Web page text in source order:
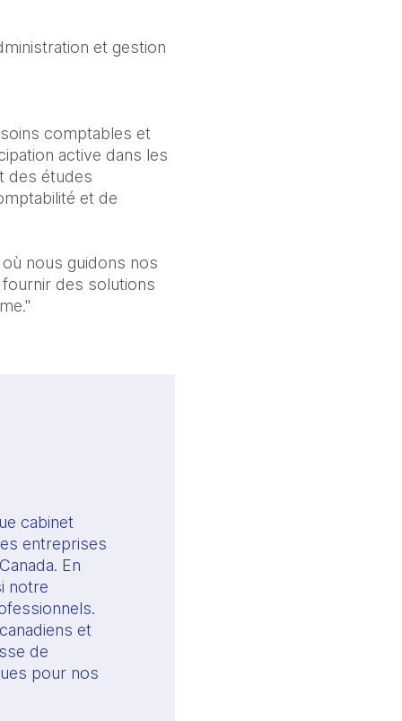
et gestion
comptables et
active dans les
des études
et de
nous guidons nos
des solutions
cabinet
entreprises
En
notre
et
de
pour nos